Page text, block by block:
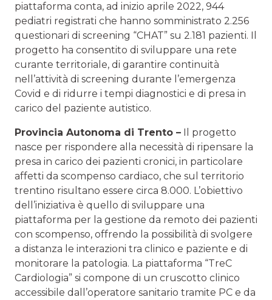
piattaforma conta, ad inizio aprile 2022, 944
pediatri registrati che hanno somministrato 2.256
questionari di screening “CHAT” su 2.181 pazienti. Il
progetto ha consentito di sviluppare una rete
curante territoriale, di garantire continuità
nell’attività di screening durante l’emergenza
Covid e di ridurre i tempi diagnostici e di presa in
carico del paziente autistico.
Provincia Autonoma di Trento – Il progetto
nasce per rispondere alla necessità di ripensare la
presa in carico dei pazienti cronici, in particolare
affetti da scompenso cardiaco, che sul territorio
trentino risultano essere circa 8.000. L’obiettivo
dell’iniziativa è quello di sviluppare una
piattaforma per la gestione da remoto dei pazienti
con scompenso, offrendo la possibilità di svolgere
a distanza le interazioni tra clinico e paziente e di
monitorare la patologia. La piattaforma “TreC
Cardiologia” si compone di un cruscotto clinico
accessibile dall’operatore sanitario tramite PC e da